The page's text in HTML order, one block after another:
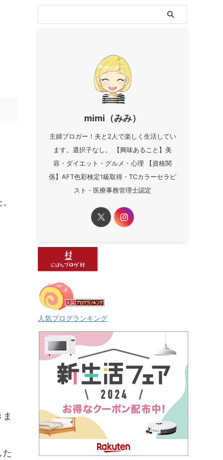
た
mimi（みみ）
主婦ブロガー！夫と2人で楽しく生活してい
ます。選択子なし。 【興味あること】美
容・ダイエット・グルメ・心理 【資格関
係】AFT色彩検定1級取得・TCカラーセラピ
スト・医療事務管理士認定
人気ブログランキング